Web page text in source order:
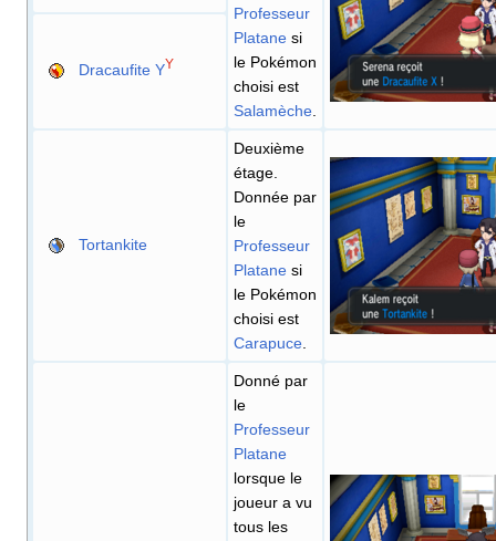
Professeur
Platane si
le Pokémon
choisi est
Salamèche
Dracaufite YY
Tortankite
Deuxième
étage.
Donnée par
le
Professeur
Platane si
le Pokémon
choisi est
Carapuce
Donné par
le
Professeur
Platane
lorsque le
joueur a vu
tous les